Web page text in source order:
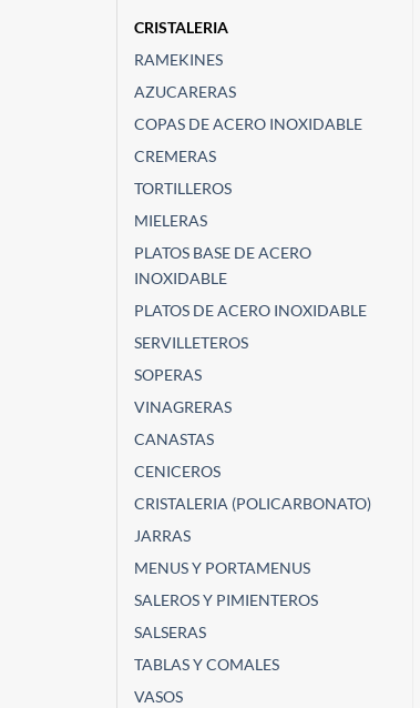
CRISTALERIA
RAMEKINES
AZUCARERAS
COPAS DE ACERO INOXIDABLE
CREMERAS
TORTILLEROS
MIELERAS
PLATOS BASE DE ACERO
INOXIDABLE
PLATOS DE ACERO INOXIDABLE
SERVILLETEROS
SOPERAS
VINAGRERAS
CANASTAS
CENICEROS
CRISTALERIA (POLICARBONATO)
JARRAS
MENUS Y PORTAMENUS
SALEROS Y PIMIENTEROS
SALSERAS
TABLAS Y COMALES
VASOS